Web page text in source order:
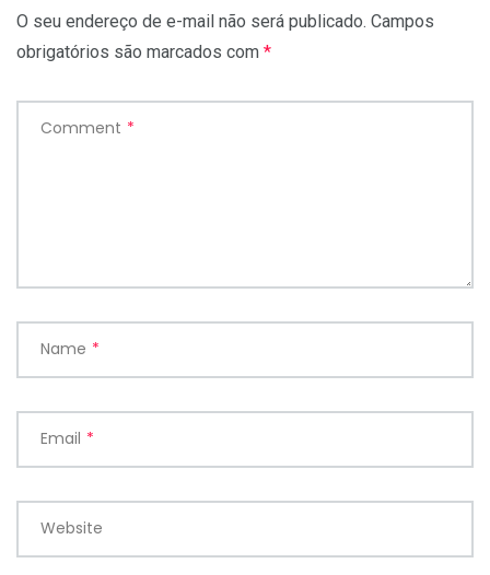
O seu endereço de e-mail não será publicado. Campos
obrigatórios são marcados com *
Comment *
Name *
Email *
Website